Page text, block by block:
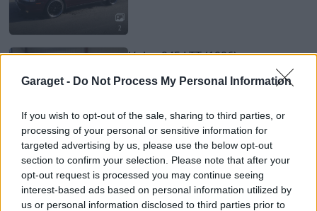
Garaget - Do Not Process My Personal Information
If you wish to opt-out of the sale, sharing to third parties, or
processing of your personal or sensitive information for
targeted advertising by us, please use the below opt-out
section to confirm your selection. Please note that after your
opt-out request is processed you may continue seeing
interest-based ads based on personal information utilized by
us or personal information disclosed to third parties prior to
2
Volvo 945 LTT (1996)
2 856 visningar 3 kommentarer
19 jan. 13
Saab 9000 A50"Jubileumsmodell"
(1997)
5 982 visningar 29 kommentarer